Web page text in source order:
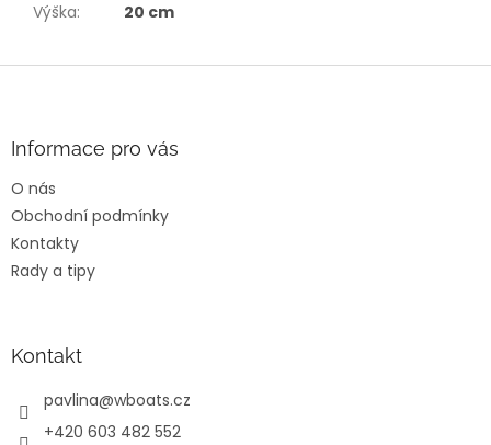
Výška: 20 cm
Informace pro vás
O nás
Obchodní podmínky
Kontakty
Rady a tipy
Kontakt
pavlina@wboats.cz
+420 603 482 552